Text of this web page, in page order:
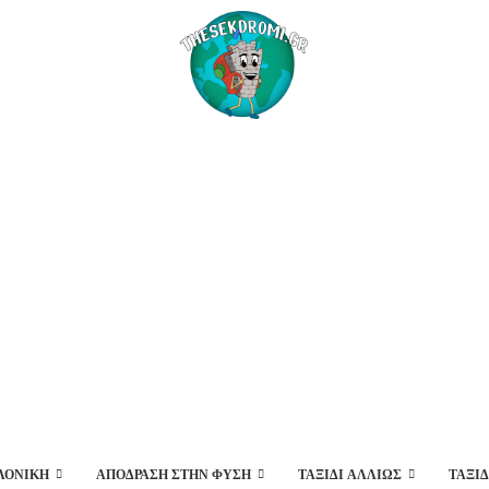
ΑΠΌΔΡΑΣΗ ΣΤΗΝ ΦΎΣΗ ΤΑΞΊΔΙ ΑΛΛΙΏΣ